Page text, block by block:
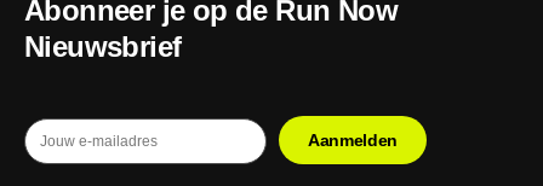
Abonneer je op de Run Now
Nieuwsbrief